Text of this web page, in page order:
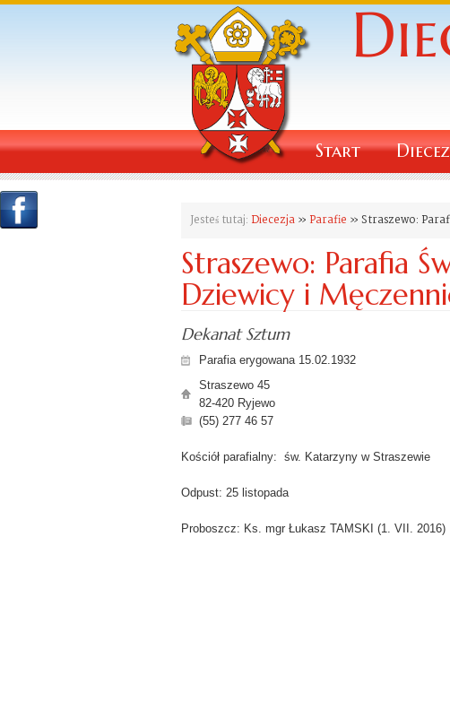
Start
Jesteś tutaj: Diecezja » Parafie » Straszewo:
Straszewo: Parafia
Dziewicy i
Dekanat Sztum
Parafia erygowana 15.02.1932
Straszewo 45
82-420 Ryjewo
(55) 277 46 57
Kościół parafialny: św. Katarzyny w Straszewie
Odpust: 25 listopada
Proboszcz: Ks. mgr Łukasz TAMSKI (1. VII. 2016)